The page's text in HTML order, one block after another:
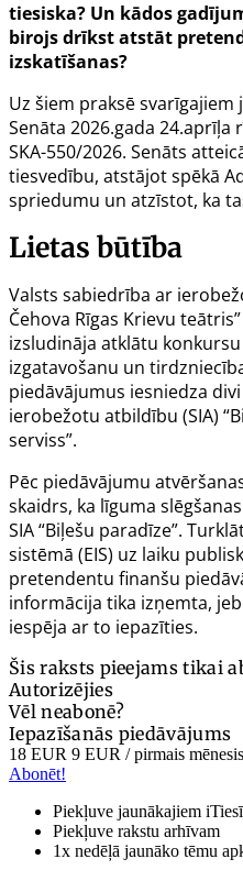
tiesiska? Un kādos
birojs drīkst atstāt
izskatīšanas?
Uz šiem praksē
Senāta 2026.gada 24.aprīļa
SKA-550/2026. Senāts
tiesvedību, atstājot spēkā
spriedumu un atzīstot, ka
Lietas būtība
Valsts sabiedrība ar
Čehova Rīgas Krievu
izsludināja atklātu
izgatavošanu un
piedāvājumus iesniedza
ierobežotu atbildību (SIA)
serviss”.
Pēc piedāvājumu
skaidrs, ka līguma
SIA “Biļešu paradīze”.
sistēmā (EIS) uz laiku
pretendentu finanšu
informācija tika izņemta,
iespēja ar to iepazīties.
Šis raksts pieejams tikai
Autorizējies
Vēl neabonē?
Iepazīšanās piedāvājums
18 EUR 9 EUR / pirmais mēnesis
Abonēt!
Piekļuve jaunākajiem
Piekļuve rakstu arhīvam
1x nedēļā jaunāko tēmu